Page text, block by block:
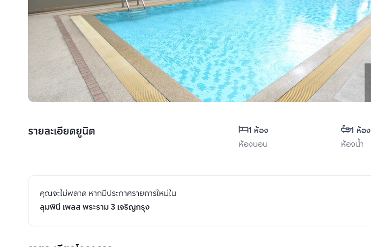
รายละเอียดยูนิต
1 ห้อง
ห้องนอน
1 ห้อง
ห้องน้ำ
คุณจะไม่พลาด หากมีประกาศรายการใหม่ใน
ลุมพินี เพลส พระราม 3 เจริญกรุง